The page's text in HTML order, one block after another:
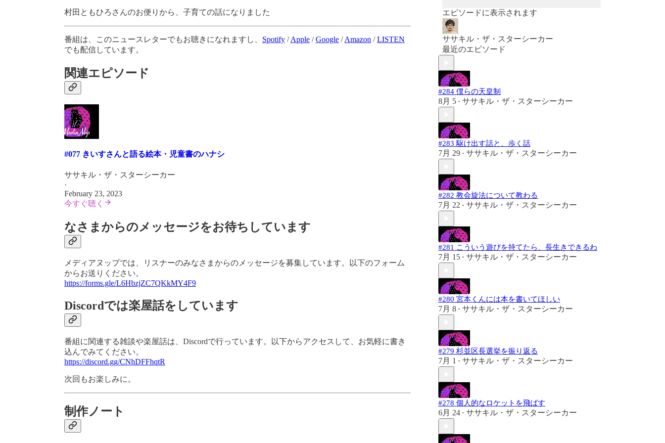
村田ともひろさんのお便りから、子育ての話になりました
番組は、このニュースレターでもお聴きになれますし、 Spotify /Apple /Google /Amazon /LISTEN
でも配信しています。
関連エピソード
#077 きいすさんと語る絵本・児童書のハナシ
ササキル・ザ・スターシーカー
·
February 23, 2023
今すぐ聴く
なさまからのメッセージをお待ちしています
メディアヌップでは、リスナーのみなさまからのメッセージを募集しています。以下のフォーム
からお送りください。
https://forms.gle/L6HbzjZC7QKkMY4F9
Discordでは楽屋話をしています
番組に関連する雑談や楽屋話は、Discordで行っています。以下からアクセスして、お気軽に書き
込んでみてください。
https://discord.gg/CNhDFFhqtR
次回もお楽しみに。
制作ノート
エピソードに表示されます
ササキル・ザ・スターシーカー
最近のエピソード
#284 僕らの天皇制
8月 5 • ササキル・ザ・スターシーカー
#283 駆け出す話と、歩く話
7月 29 • ササキル・ザ・スターシーカー
#282 教会旋法について教わる
7月 22 • ササキル・ザ・スターシーカー
#281 こういう遊びを持てたら、長生きできるわ
7月 15 • ササキル・ザ・スターシーカー
#280 宮本くんには本を書いてほしい
7月 8 • ササキル・ザ・スターシーカー
#279 杉並区長選挙を振り返る
7月 1 • ササキル・ザ・スターシーカー
#278 個人的なロケットを飛ばす
6月 24 • ササキル・ザ・スターシーカー